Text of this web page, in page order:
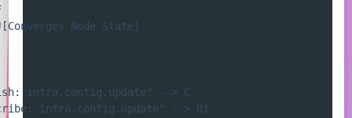
Node State]
infra.config.update" --> C
infra.config.update" --> D1